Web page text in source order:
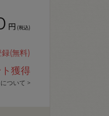
円 (税込)
(無料)
獲得
ついて >